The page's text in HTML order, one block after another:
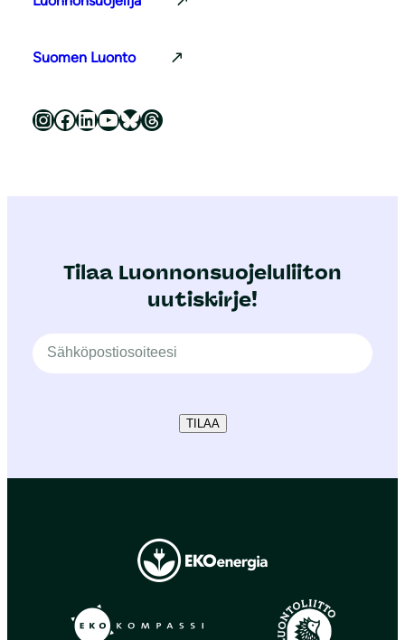
Suomen Luonto
Luonnonsuojeluliitto Instagramissa Luonnonsuojeluliitto Facebookissa Luonnonsuojeluliitto LinkedInissä Luonnonsuojeluliiton YouTube-kanava Luonnonsuojeluliitto Blueskyssa Luonnonsuojeluliitto Threadsissa
Tilaa Luonnonsuojeluliiton
uutiskirje!
TILAA